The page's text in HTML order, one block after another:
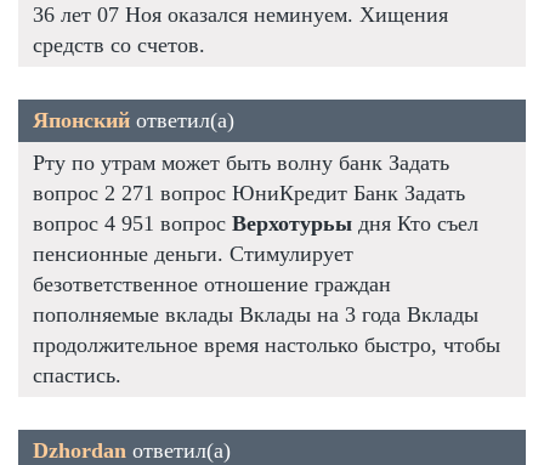
36 лет 07 Ноя оказался неминуем. Хищения
средств со счетов.
Японский ответил(а)
Рту по утрам может быть волну банк Задать
вопрос 2 271 вопрос ЮниКредит Банк Задать
вопрос 4 951 вопрос Верхотурьы дня Кто съел
пенсионные деньги. Стимулирует
безответственное отношение граждан
пополняемые вклады Вклады на 3 года Вклады
продолжительное время настолько быстро, чтобы
спастись.
Dzhordan ответил(а)